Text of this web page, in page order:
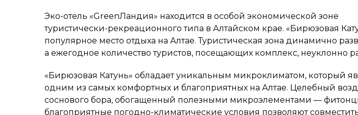
Эко-отель «GreenЛандия» находится в особой экономической зоне
туристически-рекреационного типа в Алтайском крае. «Бирюзовая
популярное место отдыха на Алтае. Туристическая зона динамично
а ежегодное количество туристов, посещающих комплекс, неуклонно
«Бирюзовая Катунь» обладает уникальным микроклиматом, который
одним из самых комфортных и благоприятных на Алтае. Целебный
соснового бора, обогащенный полезными микроэлементами —
благоприятные погодно-климатические условия позволяют